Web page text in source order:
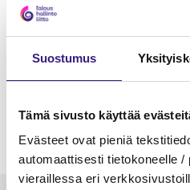
Suostumus
Tämä sivusto käyttää
Evästeet ovat pieniä
automaattisesti tietokoneelle /
vieraillessa eri